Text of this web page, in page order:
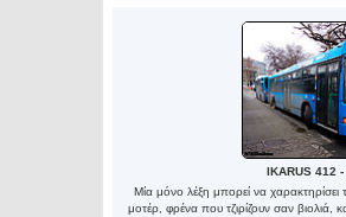
IKARUS 412
Μία μόνο λέξη μπορεί να
μοτέρ, φρένα που τζιρίζουν σαν βιολιά,